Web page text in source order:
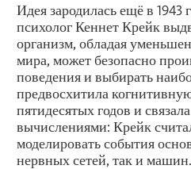
Идея зародилась ещё в
психолог Кеннет Крейк
организм, обладая
мира, может безопасно
поведения и выбирать
предвосхитила
пятидесятых годов и
вычислениями: Крейк
моделировать события
нервных сетей, так и машин.